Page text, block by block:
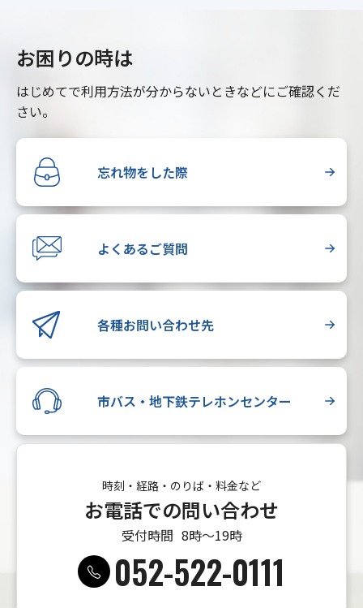
お困りの時は
はじめてで利用方法が分からないときなどにご確認くだ
さい。
忘れ物をした際
よくあるご質問
各種お問い合わせ先
市バス・地下鉄テレホンセンター
時刻・経路・のりば・料金など
お電話での問い合わせ
受付時間 8時〜19時
052-522-0111